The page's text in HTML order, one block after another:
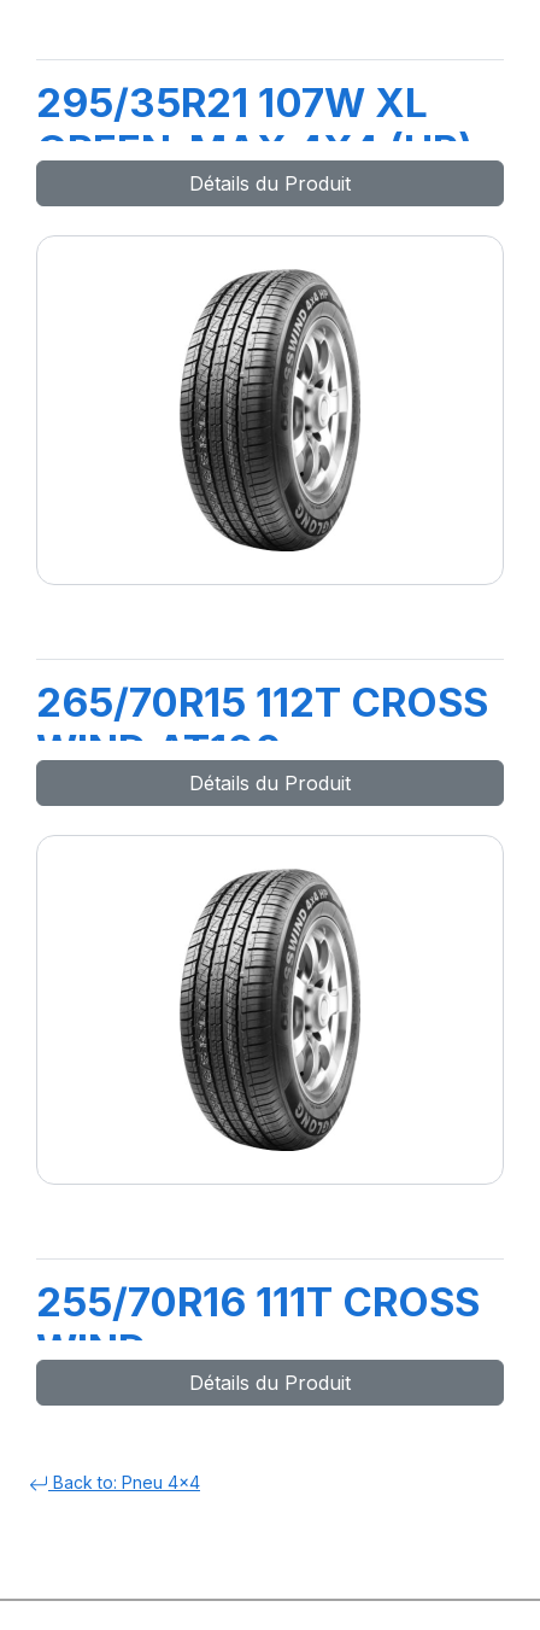
295/35R21 107W XL
GREEN-MAX 4X4 (HP)
Détails du Produit
265/70R15 112T CROSS
WIND AT100
Détails du Produit
255/70R16 111T CROSS
WIND
Détails du Produit
Back to: Pneu 4x4